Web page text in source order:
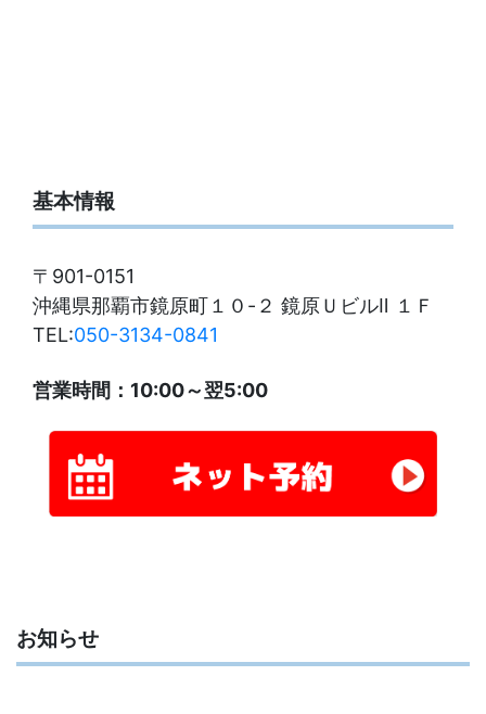
基本情報
〒901-0151
沖縄県那覇市鏡原町１０-２ 鏡原ＵビルⅡ １Ｆ
TEL:050-3134-0841
営業時間：10:00～翌5:00
お知らせ